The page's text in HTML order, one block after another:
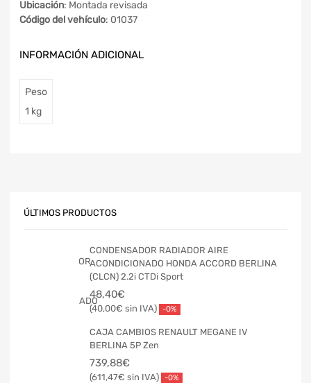
Ubicación: Montada revisada
Código del vehículo: 01037
INFORMACIÓN ADICIONAL
Peso
1 kg
ÚLTIMOS PRODUCTOS
CONDENSADOR RADIADOR AIRE
ACONDICIONADO HONDA ACCORD BERLINA
(CLCN) 2.2i CTDi Sport
48,40€
40,00€ -0%
CAJA CAMBIOS RENAULT MEGANE IV
BERLINA 5P Zen
739,88€
611,47€ -0%